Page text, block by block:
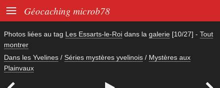
 Géocaching microb78
Photos liées au tag Les Essarts-le-Roi dans la galerie [10/27] - Tout
montrer
Dans les Yvelines / Séries mystères yvelinois / Mystères aux
Plainvaux